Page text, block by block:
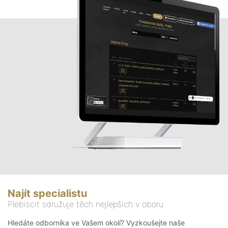
Najít specialistu
Plebiscit sdružuje těch nejlepších v oboru
Hledáte odborníka ve Vašem okolí? Vyzkoušejte naše